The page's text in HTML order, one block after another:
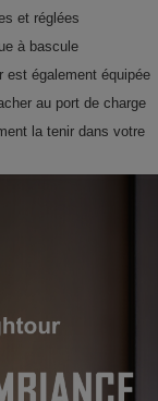
et réglées
à bascule
est également équipée
au port de charge
la tenir dans votre